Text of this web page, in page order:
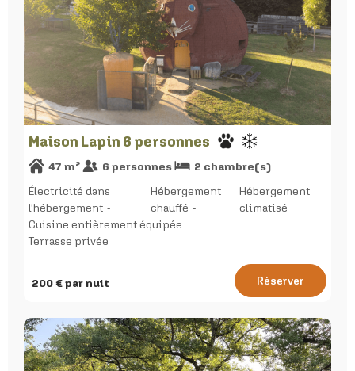
Maison Lapin 6 personnes
Électricité dans
l'hébergement
Hébergement
chauffé
Hébergement
climatisé
200€ par nuit
Cuisine entièrement équipée
Terrasse privée
47 m² 6 personnes 2 chambre(s)
Réserver